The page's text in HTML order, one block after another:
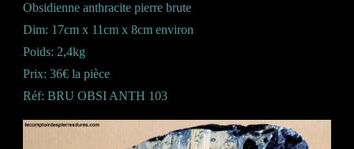
Obsidienne anthracite pierre brute
Dim: 17cm x 11cm x 8cm environ
Poids: 2,4kg
Prix: 36€ la pièce
Réf: BRU OBSI ANTH 103